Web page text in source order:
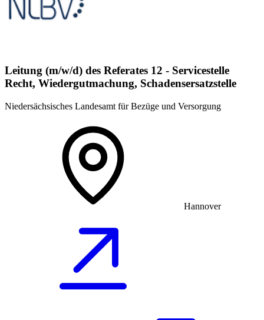
Leitung (m/w/d) des Referates 12 - Servicestelle
Recht, Wiedergutmachung, Schadensersatzstelle
Niedersächsisches Landesamt für Bezüge und Versorgung
Hannover